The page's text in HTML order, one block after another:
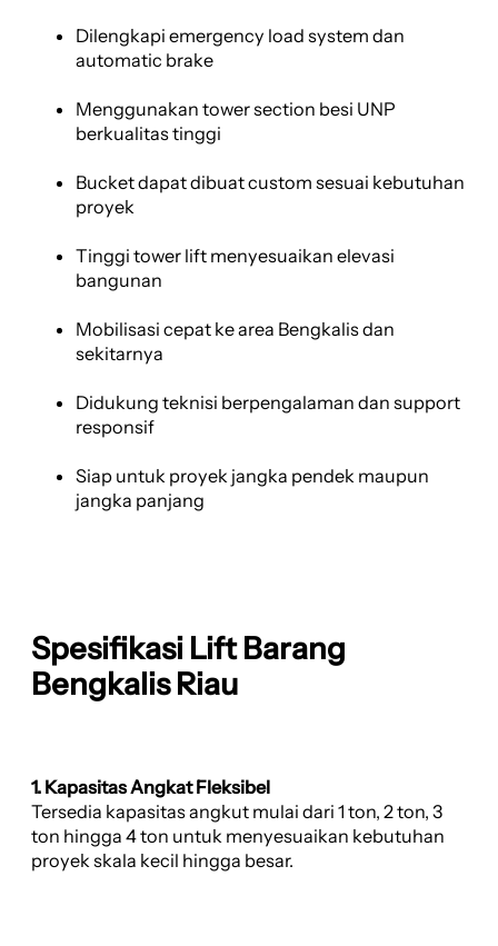
Dilengkapi emergency load system dan
automatic brake
Menggunakan tower section besi UNP
berkualitas tinggi
Bucket dapat dibuat custom sesuai kebutuhan
proyek
Tinggi tower lift menyesuaikan elevasi
bangunan
Mobilisasi cepat ke area Bengkalis dan
sekitarnya
Didukung teknisi berpengalaman dan support
responsif
Siap untuk proyek jangka pendek maupun
jangka panjang
Spesifikasi Lift Barang
Bengkalis Riau
1. Kapasitas Angkat Fleksibel
Tersedia kapasitas angkut mulai dari 1 ton, 2 ton, 3
ton hingga 4 ton untuk menyesuaikan kebutuhan
proyek skala kecil hingga besar.